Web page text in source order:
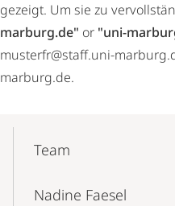
gezeigt. Um sie zu
marburg.de" or "uni-
musterfr@staff.uni-
marburg.de.
Navigation
Team
Nadine Faesel